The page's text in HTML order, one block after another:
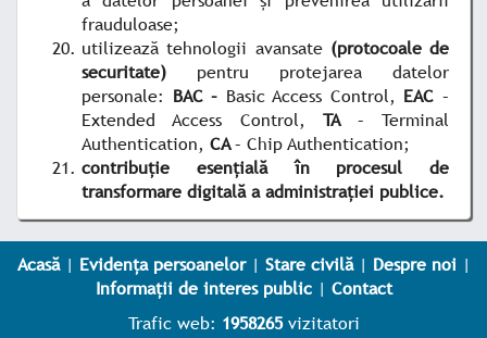
frauduloase;
utilizează tehnologii avansate (protocoale de
securitate) pentru protejarea datelor
personale: BAC – Basic Access Control, EAC –
Extended Access Control,TA – Terminal
Authentication, CA– Chip Authentication;
contribuție esențială în procesul de
transformare digitală a administrației publice.
Acasă| Evidența persoanelor| Stare civilă| Despre noi|
Informații de interes public| Contact
Trafic web: 1958265vizitatori